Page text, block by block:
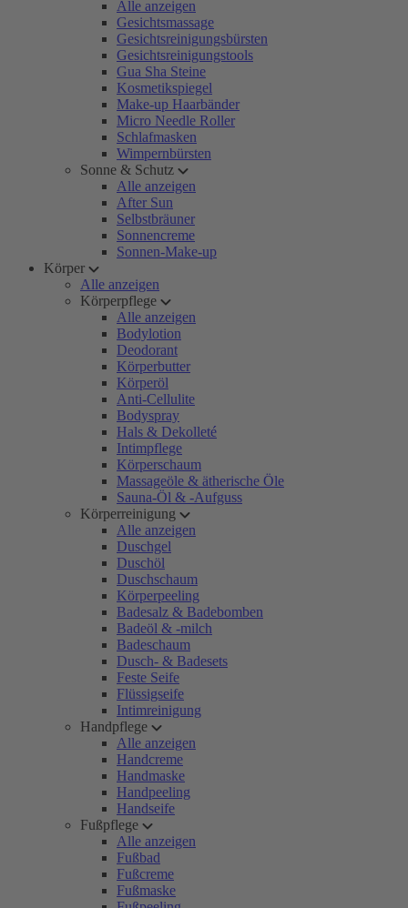
Alle anzeigen
Gesichtsmassage
Gesichtsreinigungsbürsten
Gesichtsreinigungstools
Gua Sha Steine
Kosmetikspiegel
Make-up Haarbänder
Micro Needle Roller
Schlafmasken
Wimpernbürsten
Sonne & Schutz
Alle anzeigen
After Sun
Selbstbräuner
Sonnencreme
Sonnen-Make-up
Körper
Alle anzeigen
Körperpflege
Alle anzeigen
Bodylotion
Deodorant
Körperbutter
Körperöl
Anti-Cellulite
Bodyspray
Hals & Dekolleté
Intimpflege
Körperschaum
Massageöle & ätherische Öle
Sauna-Öl & -Aufguss
Körperreinigung
Alle anzeigen
Duschgel
Duschöl
Duschschaum
Körperpeeling
Badesalz & Badebomben
Badeöl & -milch
Badeschaum
Dusch- & Badesets
Feste Seife
Flüssigseife
Intimreinigung
Handpflege
Alle anzeigen
Handcreme
Handmaske
Handpeeling
Handseife
Fußpflege
Alle anzeigen
Fußbad
Fußcreme
Fußmaske